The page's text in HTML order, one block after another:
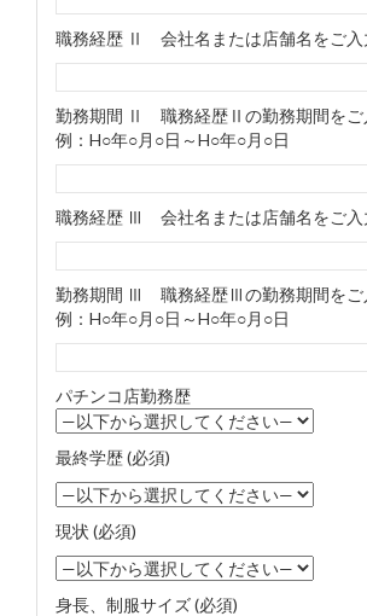
職務経歴 Ⅱ 会社名または店舗名をご入
勤務期間 Ⅱ 職務経歴Ⅱの勤務期間をご
例：H○年○月○日～H○年○月○日
職務経歴 Ⅲ 会社名または店舗名をご入
勤務期間 Ⅲ 職務経歴Ⅲの勤務期間をご
例：H○年○月○日～H○年○月○日
パチンコ店勤務歴
最終学歴 (必須)
現状 (必須)
身長、制服サイズ (必須)